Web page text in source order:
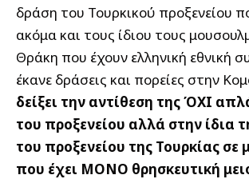
δράση του Τουρκικού προξενείου
ακόμα και τους ίδιου τους
Θράκη που έχουν ελληνική εθνική
έκανε δράσεις και πορείες στην
δείξει την αντίθεση της ΌΧΙ
του προξενείου αλλά στην ίδια
του προξενείου της Τουρκίας σε
που έχει ΜΟΝΟ θρησκευτική